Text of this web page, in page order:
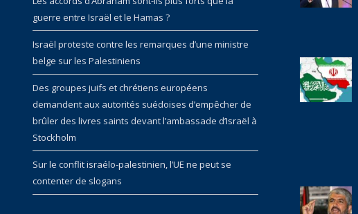
guerre entre Israël et le Hamas ?
Israël proteste contre les remarques d’une ministre
belge sur les Palestiniens
Des groupes juifs et chrétiens européens
demandent aux autorités suédoises d’empêcher de
brûler des livres saints devant l’ambassade d’Israël à
Stockholm
Sur le conflit israélo-palestinien, l’UE ne peut se
contenter de slogans